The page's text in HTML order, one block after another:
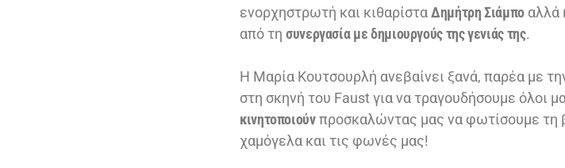
ενορχηστρωτή και κιθαρίσταΔημήτρη Σιάμποαλλά
από τη συνεργασία με δημιουργούς της γενιάς της.
Η Μαρία Κουτσουρλή ανεβαίνει ξανά, παρέα με
στη σκηνή του Faust για να τραγουδήσουμε όλοι
κινητοποιούνπροσκαλώντας μας να φωτίσουμε τη
χαμόγελα και τις φωνές μας!